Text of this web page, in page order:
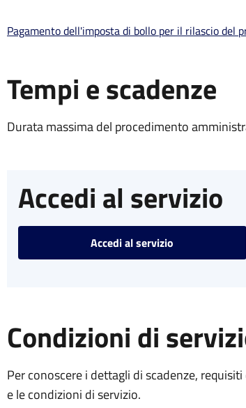
Pagamento dell'imposta di bollo per il rilascio del
Tempi e scadenze
Durata massima del procedimento
Accedi al servizio
Accedi al servizio
Condizioni di
Per conoscere i dettagli di scadenze,
e le condizioni di servizio.